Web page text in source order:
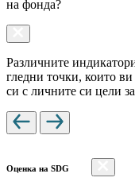
на фонда?
Различните
гледни точки, които
си с личните си цели
Оценка на SDG